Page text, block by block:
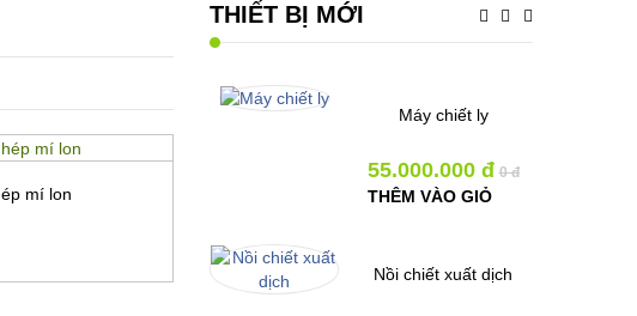
chi tiết
mí lon
THIẾT BỊ MỚI
Máy chiết ly
55.000.000 đ 0 đ
THÊM VÀO GIỎ
Nồi chiết xuất dịch